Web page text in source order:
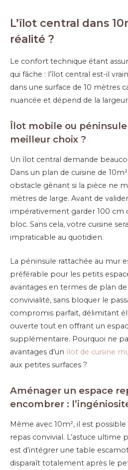
L’îlot central dans
réalité ?
Le confort technique étant
qui fâche : l’îlot central est-il
dans une surface de 10 mètres
nuancée et dépend de la
Îlot mobile ou
meilleur choix ?
Un îlot central demande
Dans un plan de cuisine de
obstacle gênant si la pièce ne
mètres de large. Avant de
impérativement garder 100 cm
bloc. Sans cela, votre cuisine
impraticable au quotidien.
La péninsule rattachée au mur
préférable pour les petits
avantages en termes de plan
convivialité, sans bloquer le
compromis parfait, délimitant
ouverte tout en offrant un
supplémentaire. Pourquoi ne
avantages d’un îlot de cuisine
aux petites surfaces ?
Aménager un espace
encombrer :
Même avec 10m², il est
repas convivial. L’astuce ultime
est d’intégrer une table
disparaît totalement après le